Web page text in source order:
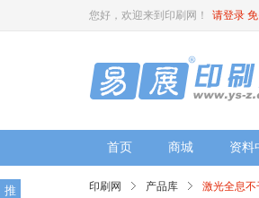
您好，欢迎来到印刷网！ 请登录
首页 商城 资料
印刷网 产品库 激光全息不
推